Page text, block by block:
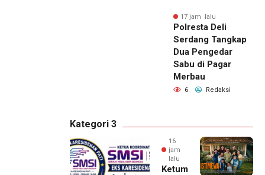
17 jam lalu
Polresta Deli
Serdang Tangkap
Dua Pengedar
Sabu di Pagar
Merbau
6 Redaksi
Kategori 3
16
jam
lalu
Ketum